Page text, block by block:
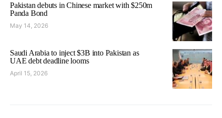
Pakistan debuts in Chinese market with $250m
Panda Bond
May 14, 2026
Saudi Arabia to inject $3B into Pakistan as
UAE debt deadline looms
April 15, 2026